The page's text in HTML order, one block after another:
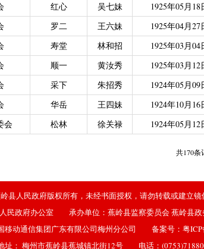
红心 吴七妹 1925年05月18
罗二 王六妹 1925年04月27
寿堂 林和招 1925年03月04
顺一 黄汝秀 1925年03月12
采下 朱招秀 1924年05月09
华岳 王四妹 1924年10月16
会 松林 徐关禄 1924年05月12
共170条
县人民政府版权所有，未经书面授权，请勿转载或建立镜
民政府办公室 承办单位：蕉岭县监察委员会 蕉岭县政
移动通信集团广东有限公司梅州分公司 备案号： 粤
址： 梅州市蕉岭县蕉城镇北街12号 电话：